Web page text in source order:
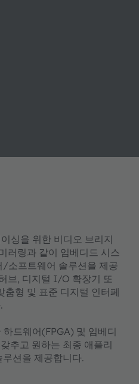
싱을 위한 비디오 브리지
러링과 같이 임베디드 시스
소프트웨어 솔루션을 제공
브, 디지털 I/O 확장기 또
춤형 및 표준 디지털 인터페
드웨어(FPGA) 및 임베디
추고 원하는 최종 애플리
션을 제공합니다.